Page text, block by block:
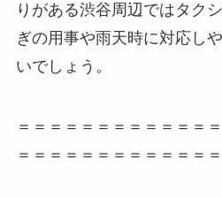
りがある渋谷周辺ではタク
ぎの用事や雨天時に対応し
いでしょう。
＝＝＝＝＝＝＝＝＝＝＝＝
＝＝＝＝＝＝＝＝＝＝＝＝